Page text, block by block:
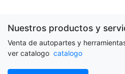
Nuestros productos y
Venta de autopartes y
ver catalogo catalogo